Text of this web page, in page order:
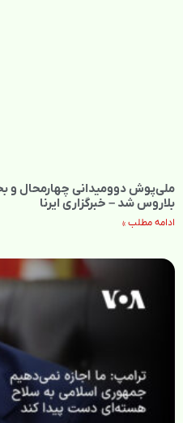
ملی‌پوش دوومیدانی چهارمحال و
بلاروس شد – خبرگزاری ایرنا
ادامه مطلب »